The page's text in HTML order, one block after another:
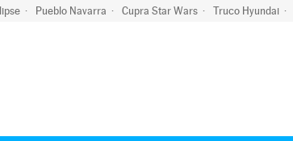
Pueblo Navarra Cupra Star Wars Truco Hyundai